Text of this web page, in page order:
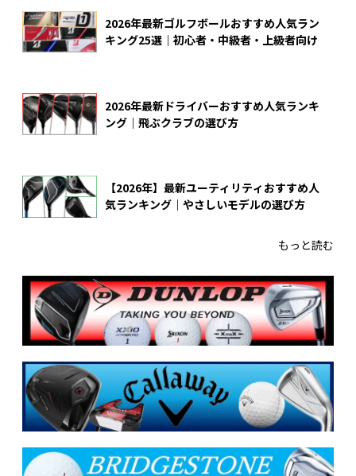
2026年最新ゴルフボールおすすめ人気ラン
キング25選｜初心者・中級者・上級者向け
2026年最新ドライバーおすすめ人気ランキ
ング｜飛ぶクラブの選び方
【2026年】最新ユーティリティおすすめ人
気ランキング｜やさしいモデルの選び方
もっと読む